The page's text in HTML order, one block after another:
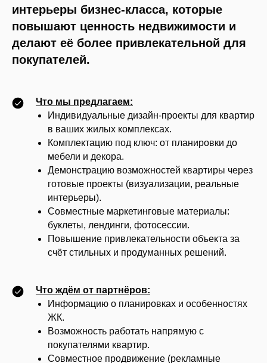
интерьеры бизнес-класса, которые
повышают ценность недвижимости и
делают её более привлекательной для
покупателей.
Что мы предлагаем:
Индивидуальные дизайн-проекты для квартир
в ваших жилых комплексах.
Комплектацию под ключ: от планировки до
мебели и декора.
Демонстрацию возможностей квартиры через
готовые проекты (визуализации, реальные
интерьеры).
Совместные маркетинговые материалы:
буклеты, лендинги, фотосессии.
Повышение привлекательности объекта за
счёт стильных и продуманных решений.
Что ждём от партнёров:
Информацию о планировках и особенностях
ЖК.
Возможность работать напрямую с
покупателями квартир.
Совместное продвижение (рекламные